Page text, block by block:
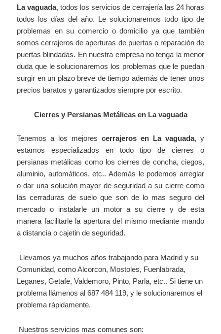
La vaguada, todos los servicios de cerrajería las 24 horas
todos los días del año. Le solucionaremos todo tipo de
problemas en su comercio o domicilio ya que también
somos cerrajeros de aperturas de puertas o reparación de
puertas blindadas. En nuestra empresa no tenga la menor
duda que le solucionaremos los problemas que le puedan
surgir en un plazo breve de tiempo además de tener unos
precios baratos y garantizados siempre por escrito.
Cierres y Persianas Metálicas en La vaguada
Tenemos a los mejores cerrajeros en La vaguada, y
estamos especializados en todo tipo de cierres o
persianas metálicas como los cierres de concha, ciegos,
aluminio, automáticos, etc.. Además le podemos arreglar
o dar una solución mayor de seguridad a su cierre como
las cerraduras de suelo que son de lo mas seguro del
mercado o instalarle un motor a su cierre y de esta
manera facilitarle la apertura del mismo mediante mando
a distancia o cajetin de seguridad.
Llevamos ya muchos años trabajando para Madrid y su
Comunidad, como Alcorcon, Mostoles, Fuenlabrada,
Leganes, Getafe, Valdemoro, Pinto, Parla, etc.. Si tiene un
problema llámenos al 687 484 119, y le solucionaremos el
problema rápidamente.
Nuestros servicios mas comunes son: